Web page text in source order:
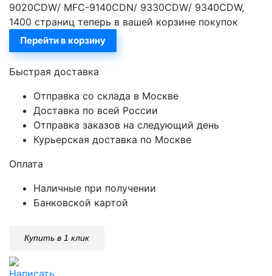
9020CDW/ MFC-9140CDN/ 9330CDW/ 9340CDW,
1400 страниц теперь в вашей корзине покупок
Перейти в корзину
Быстрая доставка
Отправка со склада в Москве
Доставка по всей России
Отправка заказов на следующий день
Курьерская доставка по Москве
Оплата
Наличные при получении
Банковской картой
Купить в 1 клик